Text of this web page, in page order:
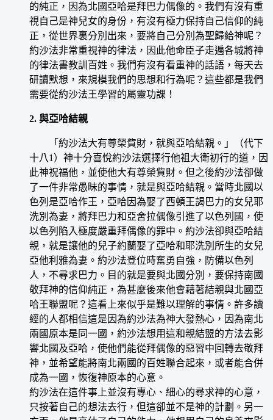
的純正，因為北國亞哈是拜巴力偶像的。我們有沒有重
視自己是神兒女的身份，有沒有極力保持自己信仰的純
正，從世界裏分別出來，要將自己分別為聖歸給神呢？
約沙法非常重視神的律法，因此他命臣子走遍各城將神
的律法書教訓百姓。我們有沒有看重神的話語，每天去
研讀默想，來規模我們的思想和行為呢？這些都是我們
需要從約沙法王學習的屬靈功課！
2. 與亞哈結親
「約沙法大有尊榮貲財，就與亞哈結親。」（代下
十八1）神十分喜悅約沙法選擇行他祖大衛初行的道，因
此神祝福他，並使他大有尊榮貲財。但之後約沙法卻做
了一件非常愚昧的事情，就是與亞哈結親。當時北國以
色列是亞哈作王，亞哈因為娶了西頓王謁巴力的女兒耶
洗別為妻，將拜巴力和亞舍拉偶像引進了以色列國，使
以色列陷入極度嚴重拜偶像的罪中。約沙法卻與亞哈結
親，就是讓他的兒子約蘭娶了亞哈和耶洗別所生的女兒
亞他利雅為妻。約沙法登位時奮勇自強，防備以色列
人，不尋求巴力。目的就是要與北國分別，要保持南國
敬拜神的信仰純正，為甚麼後來他會藉著結親與北國亞
哈王聯盟呢？這看上來似乎是難以理解的事情。許多讀
經的人都相信這是因為約沙法為神大發熱心，因為南北
兩國原本是同一國，約沙法想用這和親結盟的方法去影
響北國及亞哈，使他們能從拜偶像的惡習中回轉去敬拜
神，並希望能將南北兩國的百姓聯合起來，或者能合併
成為一國，恢復神原本的心意。
約沙法在這件事上並沒有專心、細心的尋求神的心意，
只按著自己的想法去行，但這卻並不是神的計劃。另一